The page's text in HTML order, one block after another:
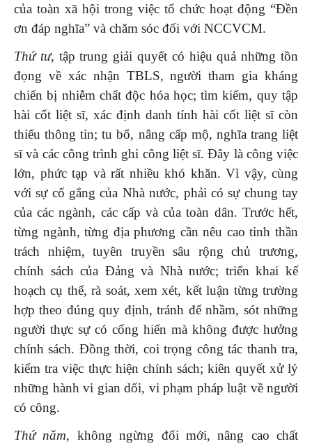
của toàn xã hội trong việc tổ chức hoạt động “Đền
ơn đáp nghĩa” và chăm sóc đối với NCCVCM.
Thứ tư, tập trung giải quyết có hiệu quả những tồn
đọng về xác nhận TBLS, người tham gia kháng
chiến bị nhiễm chất độc hóa học; tìm kiếm, quy tập
hài cốt liệt sĩ, xác định danh tính hài cốt liệt sĩ còn
thiếu thông tin; tu bổ, nâng cấp mộ, nghĩa trang liệt
sĩ và các công trình ghi công liệt sĩ. Đây là công việc
lớn, phức tạp và rất nhiều khó khăn. Vì vậy, cùng
với sự cố gắng của Nhà nước, phải có sự chung tay
của các ngành, các cấp và của toàn dân. Trước hết,
từng ngành, từng địa phương cần nêu cao tinh thần
trách nhiệm, tuyên truyền sâu rộng chủ trương,
chính sách của Đảng và Nhà nước; triển khai kế
hoạch cụ thể, rà soát, xem xét, kết luận từng trường
hợp theo đúng quy định, tránh để nhầm, sót những
người thực sự có cống hiến mà không được hưởng
chính sách. Đồng thời, coi trọng công tác thanh tra,
kiểm tra việc thực hiện chính sách; kiên quyết xử lý
những hành vi gian dối, vi phạm pháp luật về người
có công.
Thứ năm, không ngừng đổi mới, nâng cao chất